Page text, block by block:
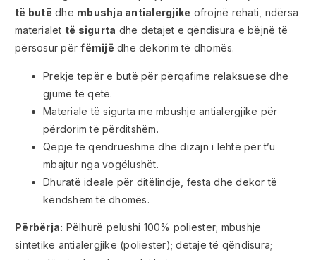
të butë dhe mbushja antialergjike ofrojnë rehati, ndërsa
materialet të sigurta dhe detajet e qëndisura e bëjnë të
përsosur përfëmijë dhe dekorim të dhomës.
Prekje tepër e butë për përqafime relaksuese dhe
gjumë të qetë.
Materiale të sigurta me mbushje antialergjike për
përdorim të përditshëm.
Qepje të qëndrueshme dhe dizajn i lehtë për t’u
mbajtur nga vogëlushët.
Dhuratë ideale për ditëlindje, festa dhe dekor të
këndshëm të dhomës.
Përbërja: Pëlhurë pelushi 100% poliester; mbushje
sintetike antialergjike (poliester); detaje të qëndisura;